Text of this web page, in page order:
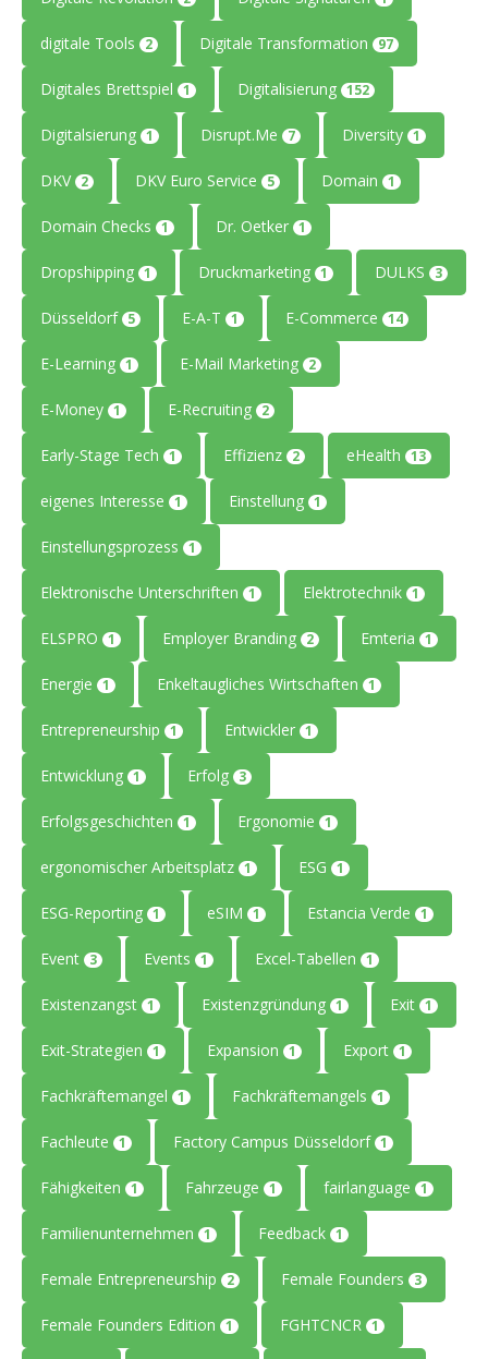
digitale Tools 2 Digitale Transformation 97
Digitales Brettspiel 1 Digitalisierung 152
Digitalsierung 1 Disrupt.Me 7 Diversity 1
DKV 2 DKV Euro Service 5 Domain 1
Domain Checks 1 Dr. Oetker 1
Dropshipping 1 Druckmarketing 1 DULKS 3
Düsseldorf 5 E-A-T 1 E-Commerce 14
E-Learning 1 E-Mail Marketing 2
E-Money 1 E-Recruiting 2
Early-Stage Tech 1 Effizienz 2 eHealth 13
eigenes Interesse 1 Einstellung 1
Einstellungsprozess 1
Elektronische Unterschriften 1 Elektrotechnik 1
ELSPRO 1 Employer Branding 2 Emteria 1
Energie 1 Enkeltaugliches Wirtschaften 1
Entrepreneurship 1 Entwickler 1
Entwicklung 1 Erfolg 3
Erfolgsgeschichten 1 Ergonomie 1
ergonomischer Arbeitsplatz 1 ESG 1
ESG-Reporting 1 eSIM 1 Estancia Verde 1
Event 3 Events 1 Excel-Tabellen 1
Existenzangst 1 Existenzgründung 1 Exit 1
Exit-Strategien 1 Expansion 1 Export 1
Fachkräftemangel 1 Fachkräftemangels 1
Fachleute 1 Factory Campus Düsseldorf 1
Fähigkeiten 1 Fahrzeuge 1 fairlanguage 1
Familienunternehmen 1 Feedback 1
Female Entrepreneurship 2 Female Founders 3
Female Founders Edition 1 FGHTCNCR 1